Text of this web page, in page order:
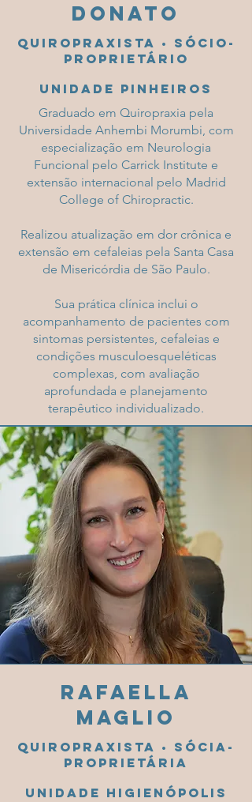
Donato
Quiropraxista • Sócio-
proprietário
Unidade Pinheiros
Graduado em Quiropraxia pela
Universidade Anhembi Morumbi, com
especialização em Neurologia
Funcional pelo Carrick Institute e
extensão internacional pelo Madrid
College of Chiropractic.
Realizou atualização em dor crônica e
extensão em cefaleias pela Santa Casa
de Misericórdia de São Paulo.
Sua prática clínica inclui o
acompanhamento de pacientes com
sintomas persistentes, cefaleias e
condições musculoesqueléticas
complexas, com avaliação
aprofundada e planejamento
terapêutico individualizado.
RAFAELLA
MAGLIO
Quiropraxista • SóciA-
proprietáriA
Unidade HIGIENÓPOLIS